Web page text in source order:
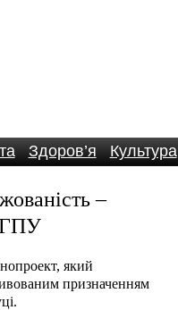
Здоров’я Культура
–
ГПУ
який
призначенням